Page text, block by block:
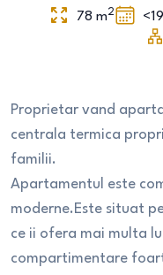
78 m2
Proprietar vand
centrala termica
familii.
Apartamentul este
moderne.Este situat
ce ii ofera mai multa
compartimentare